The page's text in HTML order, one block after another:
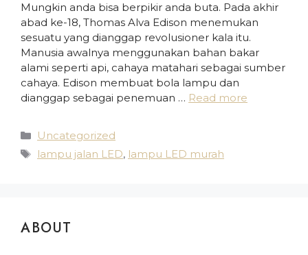
Mungkin anda bisa berpikir anda buta. Pada akhir
abad ke-18, Thomas Alva Edison menemukan
sesuatu yang dianggap revolusioner kala itu.
Manusia awalnya menggunakan bahan bakar
alami seperti api, cahaya matahari sebagai sumber
cahaya. Edison membuat bola lampu dan
dianggap sebagai penemuan … Read more
Uncategorized
lampu jalan LED, lampu LED murah
ABOUT